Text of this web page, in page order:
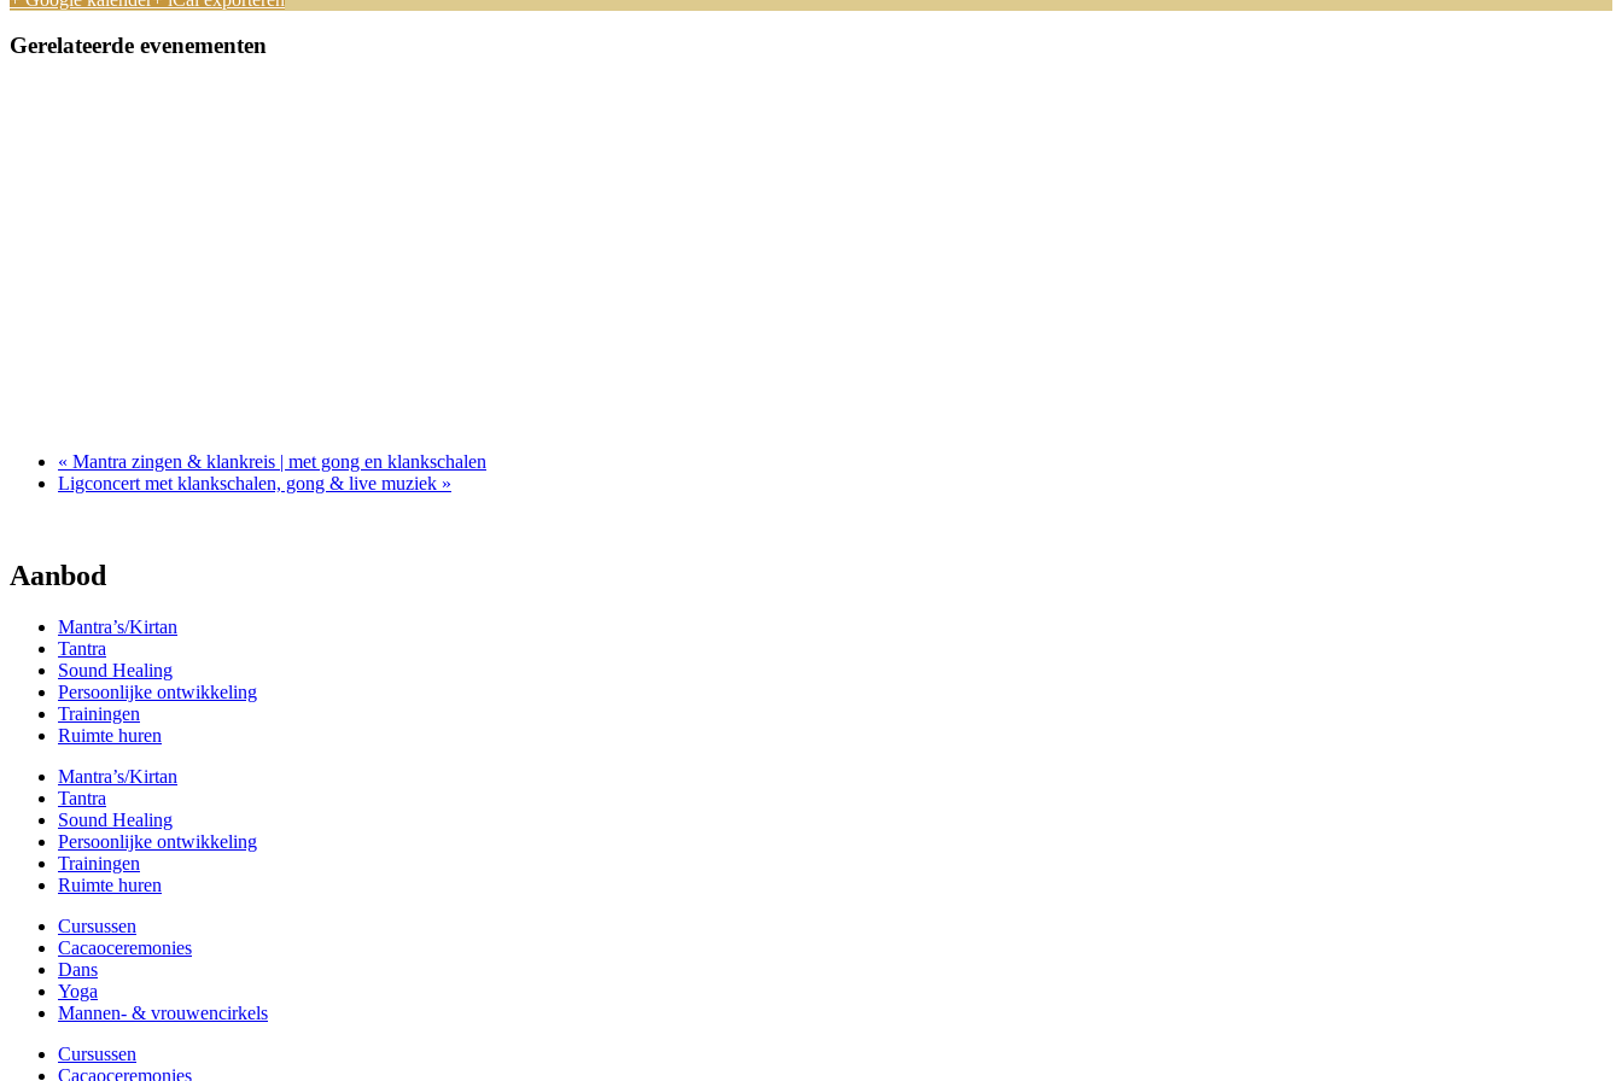
Gerelateerde evenementen
« Mantra zingen & klankreis | met gong en klankschalen
Ligconcert met klankschalen, gong & live muziek »
Aanbod
Mantra’s/Kirtan
Tantra
Sound Healing
Persoonlijke ontwikkeling
Trainingen
Ruimte huren
Mantra’s/Kirtan
Tantra
Sound Healing
Persoonlijke ontwikkeling
Trainingen
Ruimte huren
Cursussen
Cacaoceremonies
Dans
Yoga
Mannen- & vrouwencirkels
Cursussen
Cacaoceremonies